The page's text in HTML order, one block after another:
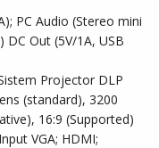
PC Audio (Stereo mini
Out (5V/1A, USB
Projector DLP
(standard), 3200
16:9 (Supported)
VGA; HDMI;